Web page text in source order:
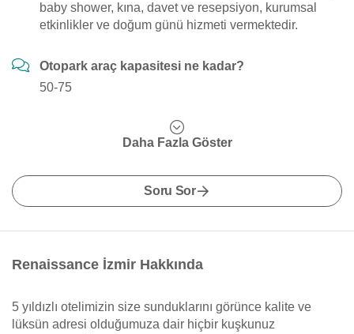
baby shower, kına, davet ve resepsiyon, kurumsal
etkinlikler ve doğum günü hizmeti vermektedir.
Otopark araç kapasitesi ne kadar?
50-75
Daha Fazla Göster
Soru Sor
Renaissance İzmir Hakkında
5 yıldızlı otelimizin size sunduklarını görünce kalite ve
lüksün adresi olduğumuza dair hiçbir kuşkunuz